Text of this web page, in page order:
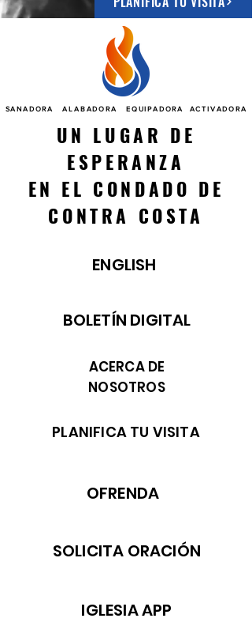
SANADORA ALABADORA EQUIPADORA ACTIVADORA
UN LUGAR DE
ESPERANZA
EN EL CONDADO DE
CONTRA COSTA
ENGLISH
BOLETÍN DIGITAL
ACERCA DE
NOSOTROS
PLANIFICA TU VISITA
OFRENDA
SOLICITA ORACIÓN
IGLESIA APP